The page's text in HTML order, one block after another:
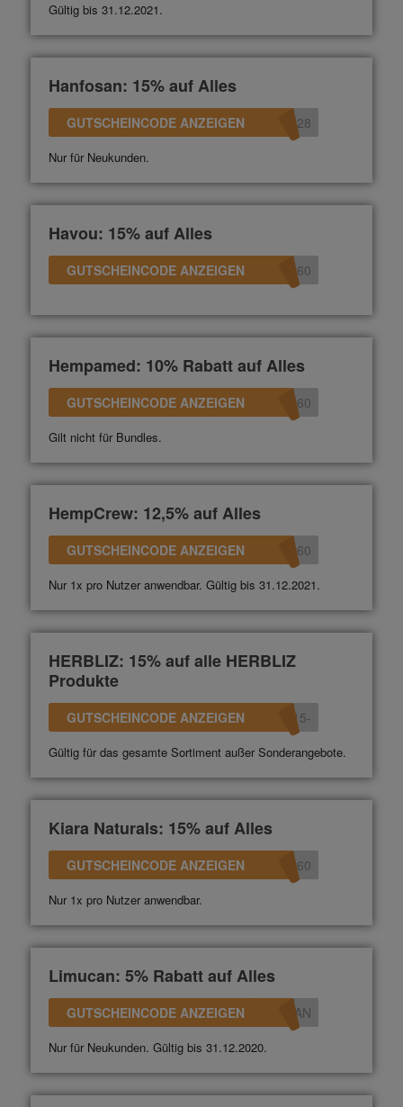
Gültig bis 31.12.2021.
Hanfosan: 15% auf Alles
GUTSCHEINCODE ANZEIGEN 528
Nur für Neukunden.
Havou: 15% auf Alles
GUTSCHEINCODE ANZEIGEN 360
Hempamed: 10% Rabatt auf Alles
GUTSCHEINCODE ANZEIGEN 360
Gilt nicht für Bundles.
HempCrew: 12,5% auf Alles
GUTSCHEINCODE ANZEIGEN 360
Nur 1x pro Nutzer anwendbar. Gültig bis 31.12.2021.
HERBLIZ: 15% auf alle HERBLIZ
Produkte
GUTSCHEINCODE ANZEIGEN -15
Gültig für das gesamte Sortiment außer Sonderangebote.
Kiara Naturals: 15% auf Alles
GUTSCHEINCODE ANZEIGEN 360
Nur 1x pro Nutzer anwendbar.
Limucan: 5% Rabatt auf Alles
GUTSCHEINCODE ANZEIGEN CAN
Nur für Neukunden. Gültig bis 31.12.2020.